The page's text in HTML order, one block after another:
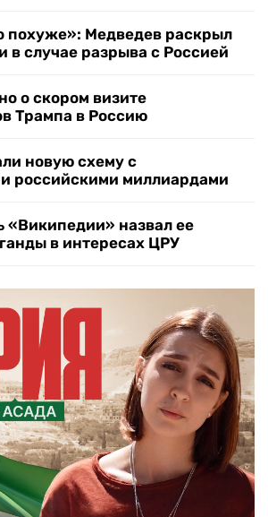
похуже»: Медведев раскрыл
в случае разрыва с Россией
о скором визите
Трампа в Россию
новую схему с
российскими миллиардами
«Википедии» назвал ее
в интересах ЦРУ